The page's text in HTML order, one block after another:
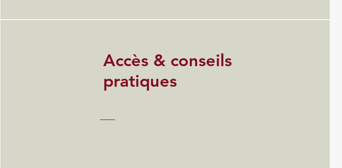
Accès & conseils
pratiques